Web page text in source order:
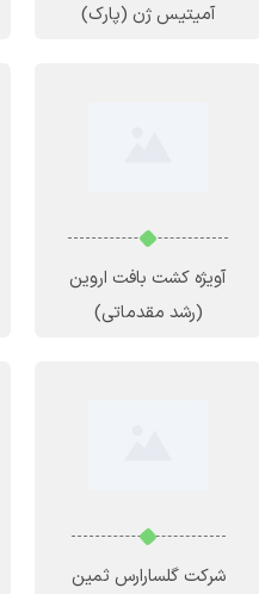
آمیتیس ژن (پارک)
آویژه کشت بافت اروین
(رشد مقدماتی)
شرکت گلسارارس ثمین